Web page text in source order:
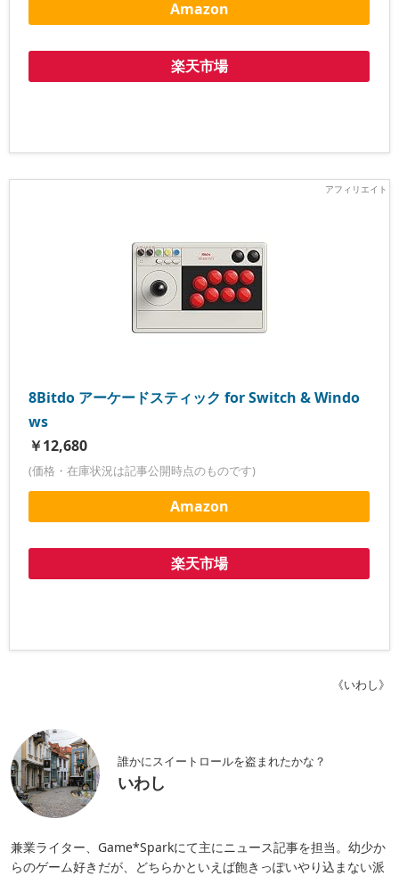
Amazon
楽天市場
8Bitdo アーケードスティック for Switch & Windo
ws
￥12,680
(価格・在庫状況は記事公開時点のものです)
Amazon
楽天市場
《いわし》
誰かにスイートロールを盗まれたかな？
いわし
兼業ライター、Game*Sparkにて主にニュース記事を担当。幼少か
らのゲーム好きだが、どちらかといえば飽きっぽいやり込まない派